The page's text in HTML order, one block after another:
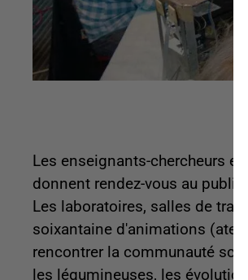
Les enseignants-chercheurs
donnent rendez-vous au
Les laboratoires, salles de
soixantaine d'animations
rencontrer la communauté
les légumineuses, les